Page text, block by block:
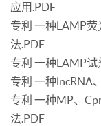
应用.PDF
专利 一种LAMP
法.PDF
专利 一种LAMP
专利 一种lncRNA
专利 一种MP、
法.PDF